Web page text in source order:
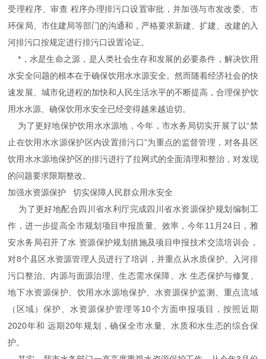
受理程序、审查 程序办理排污口设置审批，并加强与市发改委、市
环保局、市住建局等部门的沟通和，严格要求新建、扩建、改建的入
河排污口按规定进行排污口设置论证。
*，水是生命之源，是人类社会生存和发展的必要条件，解决饮用
水安全问题的根本在于确保饮用水水源安全。然而随着经济社会的快
速发展、城市化进程的加快和人民生活水平的不断提高，合理保护饮
用水水源、确保饮用水安全已经变得越来越迫切。
为了更好地保护饮用水水源地，今年，市水务局切实开展了以“禁
止在饮用水水源保护区内设置排污口”为重点的监督管理，对各县区
饮用水水源地保护区的排污进行了拉网式的全面清理和整治，对发现
的问题要求限期整改。
加强水资源保护 切实保障人民群众用水安全
为了更好地配合四川省水利厅完成四川省水资源保护规划编制工
作，进一步提高全市规划项目申报质量、效率，今年11月24日，雅
安水务局召开了水 资源保护规划措施及项目申报技术交流培训会，
对8个县区水资源管理人员进行了培训，并重点从水质保护、入河排
污口整治、内源与面源治理、生态需水保障、水 生态保护与修复、
地下水资源保护、饮用水水源地保护、水资源保护监测、重点流域
（区域）保护、水资源保护管理等10个方面申报项目，按照近期
2020年和 远期20年规划，确保全市水量、水质和水生态的综合保
护。